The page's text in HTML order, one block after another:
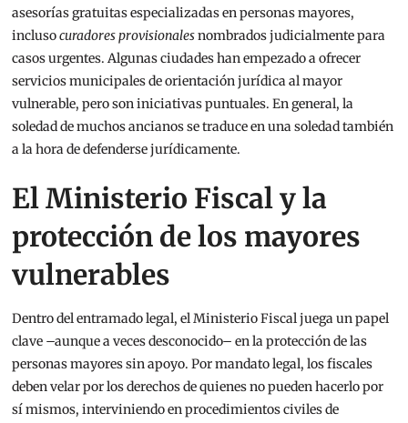
asesorías gratuitas especializadas en personas mayores,
inclusocuradores provisionalesnombrados judicialmente para
casos urgentes. Algunas ciudades han empezado a ofrecer
servicios municipales de orientación jurídica al mayor
vulnerable, pero son iniciativas puntuales. En general, la
soledad de muchos ancianos se traduce en una soledad también
a la hora de defenderse jurídicamente.
El Ministerio Fiscal y la
protección de los mayores
vulnerables
Dentro del entramado legal, el Ministerio Fiscal juega un papel
clave –aunque a veces desconocido– en la protección de las
personas mayores sin apoyo. Por mandato legal, los fiscales
deben velar por los derechos de quienes no pueden hacerlo por
sí mismos, interviniendo en procedimientos civiles de